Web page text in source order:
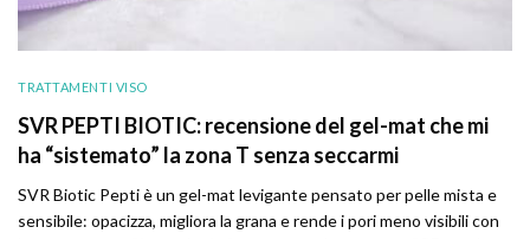
TRATTAMENTI VISO
SVR PEPTI BIOTIC: recensione del gel-mat che mi
ha “sistemato” la zona T senza seccarmi
SVR Biotic Pepti è un gel-mat levigante pensato per pelle mista e
sensibile: opacizza, migliora la grana e rende i pori meno visibili con